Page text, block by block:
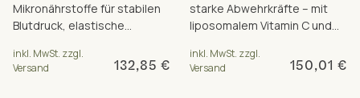
Mikronährstoffe für stabilen
Blutdruck, elastische
Inkl. Paketrabatt.
inkl. MwSt. zzgl.
Versand
132,85 €
starke Abwehrkräfte – mit
liposomalem Vitamin C und
Selen und mehr.
inkl. MwSt. zzgl.
Versand
150,01 €